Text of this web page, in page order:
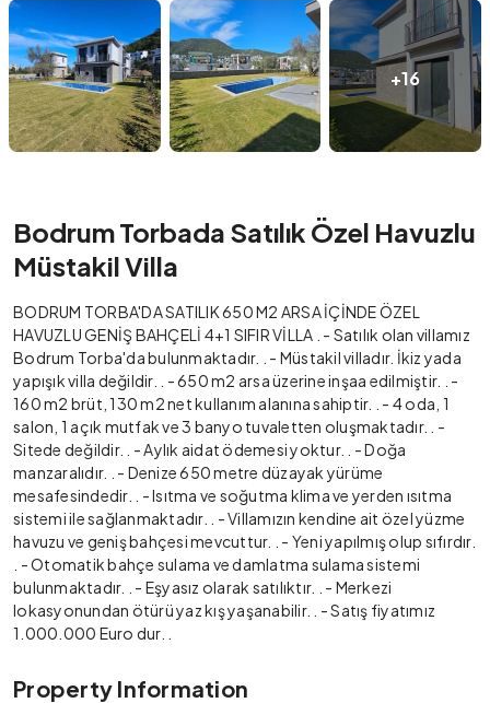
+16
Bodrum Torbada Satılık Özel Havuzlu
Müstakil Villa
BODRUM TORBA'DA SATILIK 650 M2 ARSA İÇİNDE ÖZEL
HAVUZLU GENİŞ BAHÇELİ 4+1 SIFIR VİLLA . - Satılık olan villamız
Bodrum Torba'da bulunmaktadır. . - Müstakil villadır. İkiz yada
yapışık villa değildir. . - 650 m2 arsa üzerine inşaa edilmiştir. . -
160 m2 brüt, 130 m2 net kullanım alanına sahiptir. . - 4 oda, 1
salon, 1 açık mutfak ve 3 banyo tuvaletten oluşmaktadır. . -
Sitede değildir. . - Aylık aidat ödemesi yoktur. . - Doğa
manzaralıdır. . - Denize 650 metre düzayak yürüme
mesafesindedir. . - Isıtma ve soğutma klima ve yerden ısıtma
sistemi ile sağlanmaktadır. . - Villamızın kendine ait özel yüzme
havuzu ve geniş bahçesi mevcuttur. . - Yeni yapılmış olup sıfırdır.
. - Otomatik bahçe sulama ve damlatma sulama sistemi
bulunmaktadır. . - Eşyasız olarak satılıktır. . - Merkezi
lokasyonundan ötürü yaz kış yaşanabilir. . - Satış fiyatımız
1.000.000 Euro dur. .
Property Information